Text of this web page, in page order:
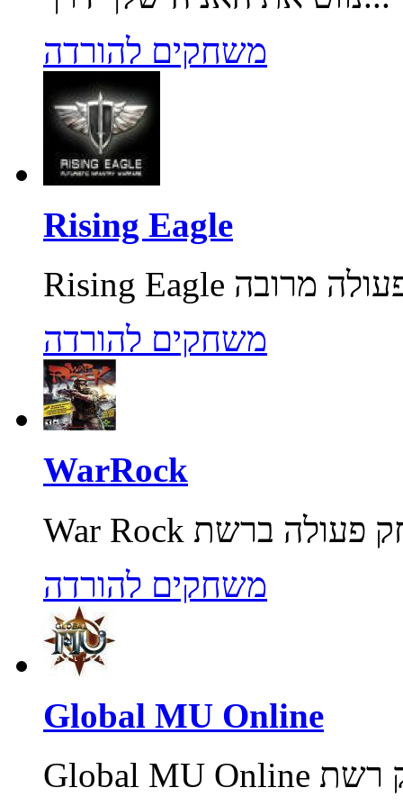
משחקים להורדה
Rising Eagle
משחקים להורדה
WarRock
משחקים להורדה
Global MU Online